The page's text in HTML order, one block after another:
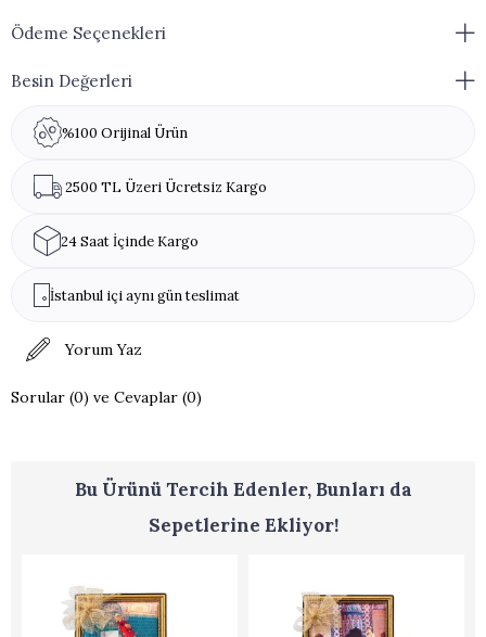
Muhafaza Açıklamaları:
Ambalaj Açıldıktan Sonraki Raf Ömrü:
değildir.
Alerjen Uyarısı: Bu ürün bal, yumurta akı ve çeşidine göre antep
Ödeme Seçenekleri
Besin Değerleri
%100 Orijinal Ürün
2500 TL Üzeri Ücretsiz Kargo
24 Saat İçinde Kargo
İstanbul içi aynı gün teslimat
Yorum Yaz
Sorular (0) ve Cevaplar (0)
Bu Ürünü Tercih Edenler, Bunları da
Sepetlerine Ekliyor!